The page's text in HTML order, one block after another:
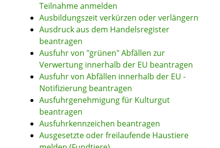
Teilnahme anmelden
Ausbildungszeit verkürzen oder verlängern
Ausdruck aus dem Handelsregister
beantragen
Ausfuhr von "grünen" Abfällen zur
Verwertung innerhalb der EU beantragen
Ausfuhr von Abfällen innerhalb der EU -
Notifizierung beantragen
Ausfuhrgenehmigung für Kulturgut
beantragen
Ausfuhrkennzeichen beantragen
Ausgesetzte oder freilaufende Haustiere